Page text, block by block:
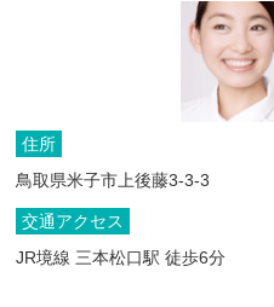
住所
鳥取県米子市上後藤3-3-3
交通アクセス
JR境線 三本松口駅 徒歩6分